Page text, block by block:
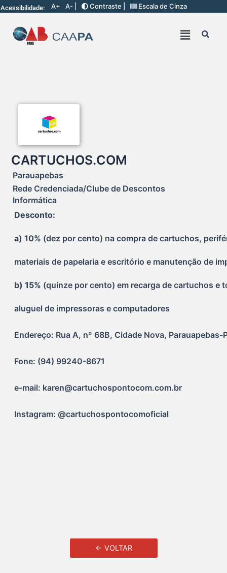
Acessibilidade: A+ A- | Contraste | Escala de Cinza
CARTUCHOS.COM
Parauapebas
Rede Credenciada/Clube de Descontos
Informática
Desconto:
a) 10% (dez por cento) na compra de cartuchos,
materiais de papelaria e escritório e manutenção de
b) 15% (quinze por cento) em recarga de cartuchos e
aluguel de impressoras e computadores
Endereço: Rua A, nº 68B, Cidade Nova, Parauapebas-
Fone: (94) 99240-8671
e-mail: karen@cartuchospontocom.com.br
Instagram: @cartuchospontocomoficial
← VOLTAR